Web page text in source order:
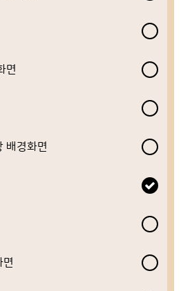
면
배경화면
면